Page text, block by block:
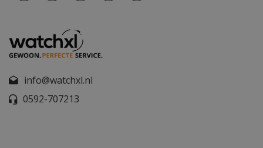
info@watchxl.nl
0592-707213